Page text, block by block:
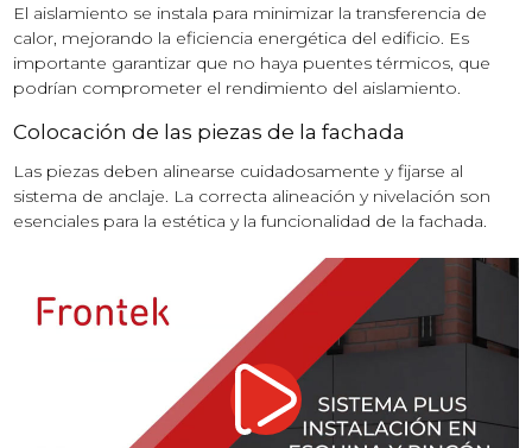
El aislamiento se instala para minimizar la transferencia de
calor, mejorando la eficiencia energética del edificio. Es
importante garantizar que no haya puentes térmicos, que
podrían comprometer el rendimiento del aislamiento.
Colocación de las piezas de la fachada
Las piezas deben alinearse cuidadosamente y fijarse al
sistema de anclaje. La correcta alineación y nivelación son
esenciales para la estética y la funcionalidad de la fachada.